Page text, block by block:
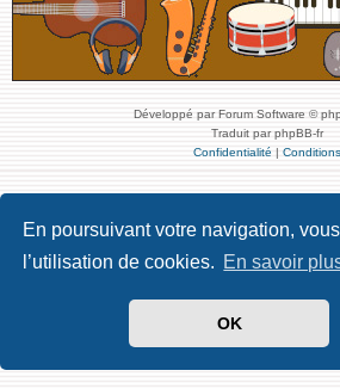
En poursuivant votre navigation,
l’utilisation de cookies. En savoir
OK
Développé par Forum Software ©
Traduit par phpBB-fr
Confidentialité | Conditions